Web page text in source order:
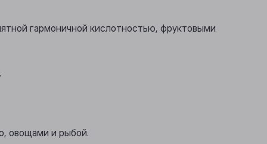
гармоничной кислотностью, фруктовыми
овощами и рыбой.